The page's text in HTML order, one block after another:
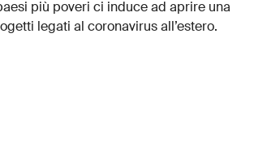
più poveri ci induce ad aprire una
legati al coronavirus all’estero.